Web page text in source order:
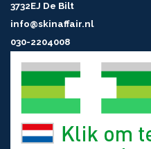
3732EJ De Bilt
info@skinaffair.nl
030-2204008